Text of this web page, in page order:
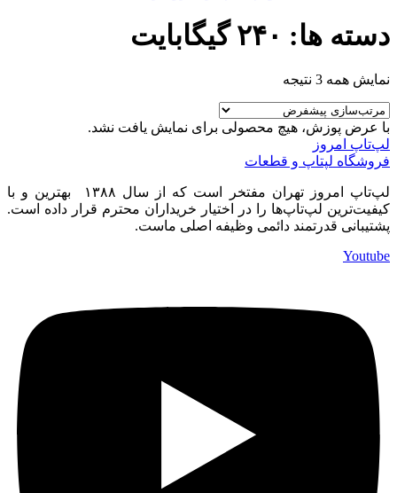
دسته ها: ۲۴۰ گیگابایت
نمایش همه 3 نتیجه
با عرض پوزش، هیچ محصولی برای نمایش یافت نشد.
لپ‌تاپ امروز
فروشگاه لپتاپ و قطعات
لپ‌تاپ امروز تهران مفتخر است که از سال ۱۳۸۸ بهترین و با
کیفیت‌ترین لپ‌تاپ‌ها را در اختیار خریداران محترم قرار داده است.
پشتیبانی قدرتمند دائمی وظیفه اصلی ماست.
Youtube